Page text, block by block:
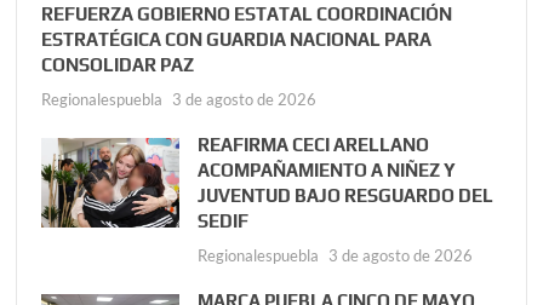
REFUERZA GOBIERNO ESTATAL COORDINACIÓN
ESTRATÉGICA CON GUARDIA NACIONAL PARA
CONSOLIDAR PAZ
Regionalespuebla 3 de agosto de 2026
REAFIRMA CECI ARELLANO
ACOMPAÑAMIENTO A NIÑEZ Y
JUVENTUD BAJO RESGUARDO DEL
SEDIF
Regionalespuebla 3 de agosto de 2026
MARCA PUEBLA CINCO DE MAYO